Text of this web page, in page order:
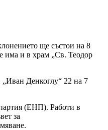
ще състои на 8
има и в храм „Св. Теодор
Денкоглу“ 22 на 7
(EНП). Работи в
за